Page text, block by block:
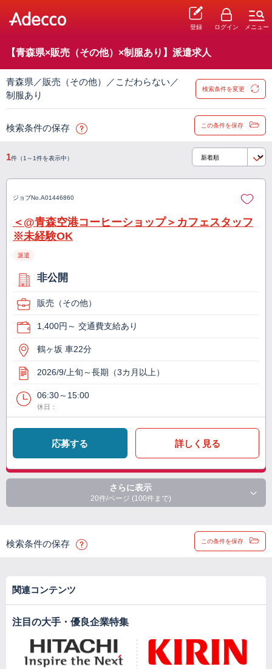
登録 ログイン メニュー
【青森県×販売（その他）×制服あり】派遣求人
青森県／販売（その他）／こだわらない／
制服あり
検索条件を変更
検索条件の保存 この条件を保存
1件（1～1件を表示中）
ジョブNo. A01446860
＜@青森空港コーヒーショップ＞カフェスタッフ
※未経験OK
派遣
非公開
販売（その他）
1,400円～ 交通費支給あり
鶴ヶ坂 車22分
2026/9/上旬～長期（3カ月以上）
06:30～15:00
休日：
応募する 詳しく見る
さらに表示
20件/ページ (100件まで)
検索条件の保存 この条件を保存
関連コンテンツ
注目の大手・優良企業特集